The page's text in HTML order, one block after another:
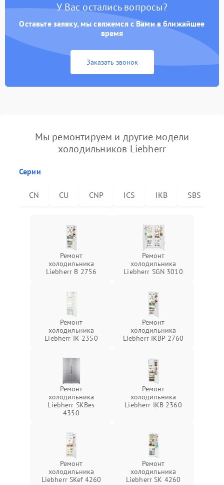
У Вас остались вопросы?
Оставьте заявку, мы свяжемся с Вами в ближайшее
время
Заказать звонок
Мы ремонтируем и другие модели
холодильников Liebherr
Серии
CN CU CNP ICS IKB SBS
Ремонт
холодильника
Liebherr B 2756
Ремонт
холодильника
Liebherr SGN 3010
Ремонт
холодильника
Liebherr IK 2350
Ремонт
холодильника
Liebherr IKBP 2760
Ремонт
холодильника
Liebherr SKBes
4350
Ремонт
холодильника
Liebherr IKB 2360
Ремонт
холодильника
Liebherr SKef 4260
Ремонт
холодильника
Liebherr SK 4260